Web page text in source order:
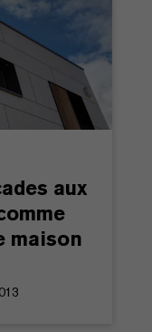
aux
maison